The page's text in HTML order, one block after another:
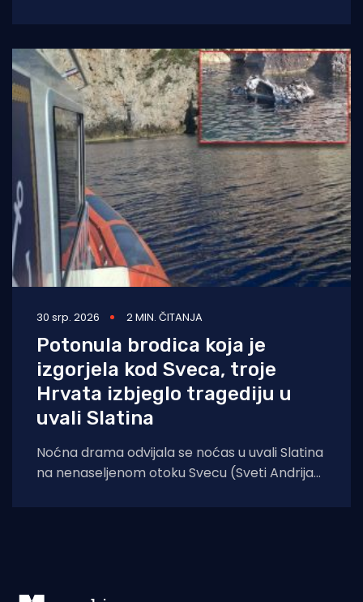
30 srp. 2026 2 MIN. ČITANJA
Potonula brodica koja je
izgorjela kod Sveca, troje
Hrvata izbjeglo tragediju u
uvali Slatina
Noćna drama odvijala se noćas u uvali Slatina
na nenaseljenom otoku Svecu (Sveti Andrija)